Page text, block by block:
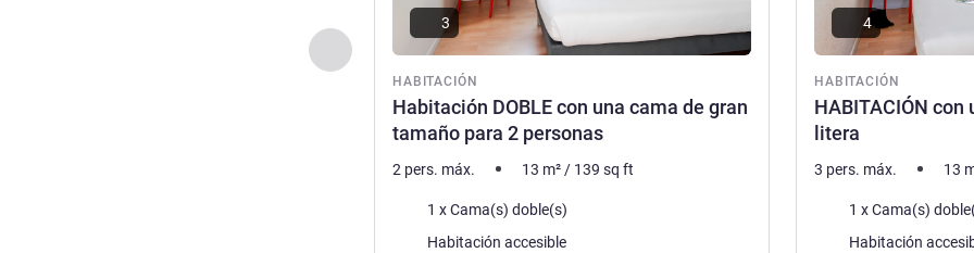
Anterior - Habitación
HABITACIÓN
Habitación DOBLE con una cama de gran
tamaño para 2 personas
3
2 pers. máx. 13 m² / 139 sq ft
Ropa de cama
1 x Cama(s) doble(s)
Habitación accesible
HABITACIÓN
HABITACIÓN con
litera
4
3 pers. máx. 13
Ropa de cama
Habitación